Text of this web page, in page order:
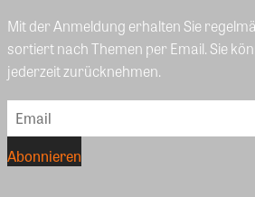
Mit der Anmeldung erhalten Sie
sortiert nach Themen per Email. Sie
jederzeit zurücknehmen.